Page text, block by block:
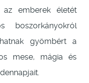
az emberek életét
boszorkányokról
gyömbért a
mese, mágia és